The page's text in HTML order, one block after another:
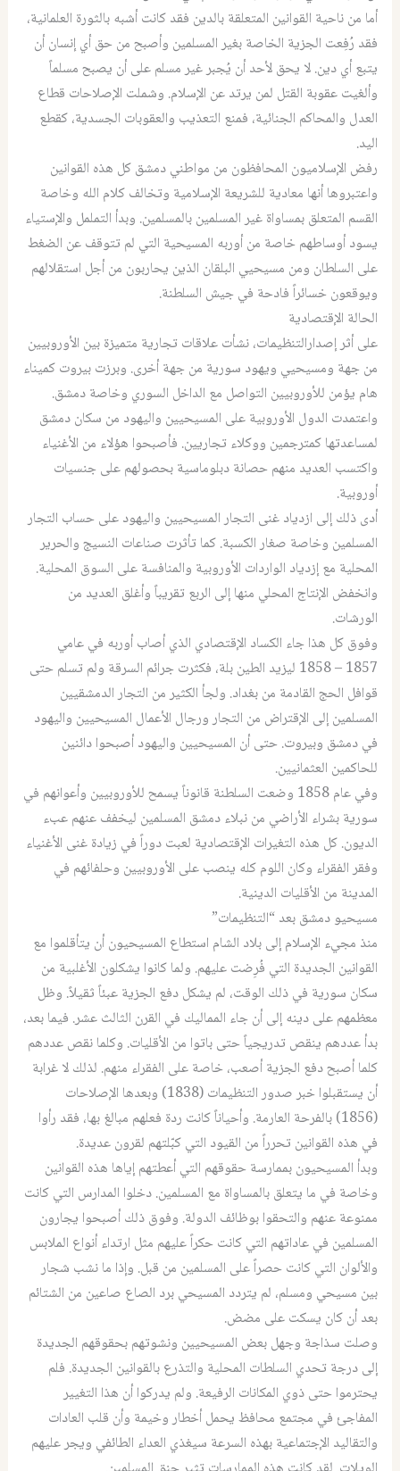
أما من ناحية القوانين المتعلقة بالدين فقد كانت أشبه بالثورة العلمانية،
فقد رُفِعت الجزية الخاصة بغير المسلمين وأصبح من حق أي إنسان أن
يتبع أي دين. لا يحق لأحد أن يُجبر غير مسلم على أن يصبح مسلماً
وألغيت عقوبة القتل لمن يرتد عن الإسلام. وشملت الإصلاحات قطاع
العدل والمحاكم الجنائية، فمنع التعذيب والعقوبات الجسدية، كقطع
اليد.
رفض الإسلاميون المحافظون من مواطني دمشق كل هذه القوانين
واعتبروها أنها معادية للشريعة الإسلامية وتخالف كلام الله وخاصة
القسم المتعلق بمساواة غير المسلمين بالمسلمين. وبدأ التململ والإستياء
يسود أوساطهم خاصة من أوربه المسيحية التي لم تتوقف عن الضغط
على السلطان ومن مسيحيي البلقان الذين يحاربون من أجل استقلالهم
ويوقعون خسائراً فادحة في جيش السلطنة.
الحالة الإقتصادية
على أثر إصدارالتنظيمات، نشأت علاقات تجارية متميزة بين الأوروبيين
من جهة ومسيحيي ويهود سورية من جهة أخرى. وبرزت بيروت كميناء
هام يؤمن للأوروبيين التواصل مع الداخل السوري وخاصة دمشق.
واعتمدت الدول الأوروبية على المسيحيين واليهود من سكان دمشق
لمساعدتها كمترجمين ووكلاء تجاريين. فأصبحوا هؤلاء من الأغنياء
واكتسب العديد منهم حصانة دبلوماسية بحصولهم على جنسيات
أوروبية.
أدى ذلك إلى ازدياد غنى التجار المسيحيين واليهود على حساب التجار
المسلمين وخاصة صغار الكسبة. كما تأثرت صناعات النسيج والحرير
المحلية مع إزدياد الواردات الأوروبية والمنافسة على السوق المحلية.
وانخفض الإنتاج المحلي منها إلى الربع تقريباً وأغلق العديد من
الورشات.
وفوق كل هذا جاء الكساد الإقتصادي الذي أصاب أوربه في عامي
1857 – 1858 ليزيد الطين بلة، فكثرت جرائم السرقة ولم تسلم حتى
قوافل الحج القادمة من بغداد. ولجأ الكثير من التجار الدمشقيين
المسلمين إلى الإقتراض من التجار ورجال الأعمال المسيحيين واليهود
في دمشق وبيروت. حتى أن المسيحيين واليهود أصبحوا دائنين
للحاكمين العثمانيين.
وفي عام 1858 وضعت السلطنة قانوناً يسمح للأوروبيين وأعوانهم في
سورية بشراء الأراضي من نبلاء دمشق المسلمين ليخفف عنهم عبء
الديون. كل هذه التغيرات الإقتصادية لعبت دوراً في زيادة غنى الأغنياء
وفقر الفقراء وكان اللوم كله ينصب على الأوروبيين وحلفائهم في
المدينة من الأقليات الدينية.
مسيحيو دمشق بعد “التنظيمات”
منذ مجيء الإسلام إلى بلاد الشام استطاع المسيحيون أن يتأقلموا مع
القوانين الجديدة التي فُرِضت عليهم. ولما كانوا يشكلون الأغلبية من
سكان سورية في ذلك الوقت، لم يشكل دفع الجزية عبئاً ثقيلاً. وظل
معظمهم على دينه إلى أن جاء المماليك في القرن الثالث عشر. فيما بعد،
بدأ عددهم ينقص تدريجياً حتى باتوا من الأقليات. وكلما نقص عددهم
كلما أصبح دفع الجزية أصعب، خاصة على الفقراء منهم. لذلك لا غرابة
أن يستقبلوا خبر صدور التنظيمات (1838) وبعدها الإصلاحات
(1856) بالفرحة العارمة. وأحياناً كانت ردة فعلهم مبالغ بها، فقد رأوا
في هذه القوانين تحرراً من القيود التي كبّلتهم لقرون عديدة.
وبدأ المسيحيون بممارسة حقوقهم التي أعطتهم إياها هذه القوانين
وخاصة في ما يتعلق بالمساواة مع المسلمين. دخلوا المدارس التي كانت
ممنوعة عنهم والتحقوا بوظائف الدولة. وفوق ذلك أصبحوا يجارون
المسلمين في عاداتهم التي كانت حكراً عليهم مثل ارتداء أنواع الملابس
والألوان التي كانت حصراً على المسلمين من قبل. وإذا ما نشب شجار
بين مسيحي ومسلم، لم يتردد المسيحي برد الصاع صاعين من الشتائم
بعد أن كان يسكت على مضض.
وصلت سذاجة وجهل بعض المسيحيين ونشوتهم بحقوقهم الجديدة
إلى درجة تحدي السلطات المحلية والتذرع بالقوانين الجديدة. فلم
يحترموا حتى ذوي المكانات الرفيعة. ولم يدركوا أن هذا التغيير
المفاجئ في مجتمع محافظ يحمل أخطار وخيمة وأن قلب العادات
والتقاليد الإجتماعية بهذه السرعة سيغذي العداء الطائفي ويجر عليهم